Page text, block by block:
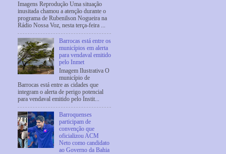
Imagens Reprodução Uma situação
inusitada chamou a atenção durante o
programa de Rubenilson Nogueira na
Rádio Nossa Voz, nesta terça-feira ...
Barrocas está entre os
municípios em alerta
para vendaval emitido
pelo Inmet
Imagem Ilustrativa O
município de
Barrocas está entre as cidades que
integram o alerta de perigo potencial
para vendaval emitido pelo Instit...
Barroquenses
participam de
convenção que
oficializou ACM
Neto como candidato
ao Governo da Bahia